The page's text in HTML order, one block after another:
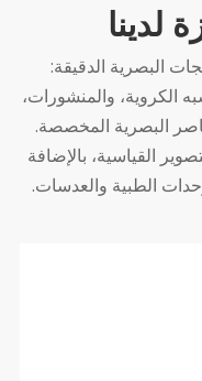
لدينا
البصرية الدقيقة:
الكروية، والمنشورات،
البصرية المخصصة.
القياسية، بالإضافة
الطبية والعدسات.